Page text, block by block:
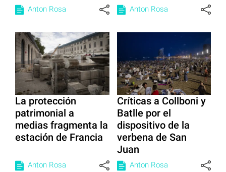
Anton Rosa Anton Rosa
La protección
patrimonial a
medias fragmenta la
estación de Francia
Anton Rosa
Críticas a Collboni y
Batlle por el
dispositivo de la
verbena de San
Juan
Anton Rosa